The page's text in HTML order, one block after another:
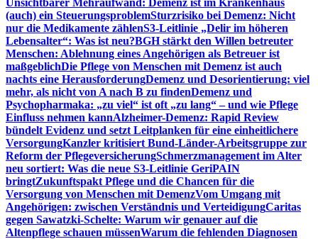
Unsichtbarer Mehraufwand: Demenz ist im Krankenhaus
(auch) ein SteuerungsproblemSturzrisiko bei Demenz: Nicht
nur die Medikamente zählenS3-Leitlinie „Delir im höheren
Lebensalter“: Was ist neu?BGH stärkt den Willen betreuter
Menschen: Ablehnung eines Angehörigen als Betreuer ist
maßgeblichDie Pflege von Menschen mit Demenz ist auch
nachts eine HerausforderungDemenz und Desorientierung: viel
mehr, als nicht von A nach B zu findenDemenz und
Psychopharmaka: „zu viel“ ist oft „zu lang“ – und wie Pflege
Einfluss nehmen kannAlzheimer-Demenz: Rapid Review
bündelt Evidenz und setzt Leitplanken für eine einheitlichere
VersorgungKanzler kritisiert Bund-Länder-Arbeitsgruppe zur
Reform der PflegeversicherungSchmerzmanagement im Alter
neu sortiert: Was die neue S3-Leitlinie GeriPAIN
bringtZukunftspakt Pflege und die Chancen für die
Versorgung von Menschen mit DemenzVom Umgang mit
Angehörigen: zwischen Verständnis und VerteidigungCaritas
gegen Sawatzki-Schelte: Warum wir genauer auf die
Altenpflege schauen müssenWarum die fehlenden Diagnosen